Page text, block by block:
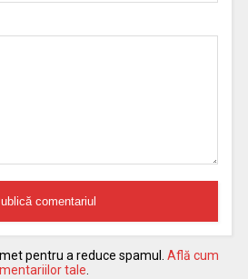
pentru a reduce spamul. Află cum
tale.